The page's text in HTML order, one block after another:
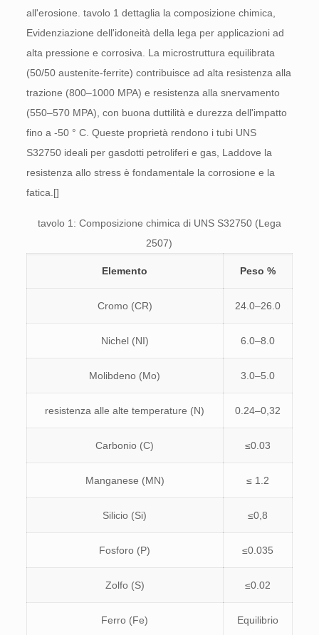
all'erosione. tavolo 1 dettaglia la composizione chimica,
Evidenziazione dell'idoneità della lega per applicazioni ad
alta pressione e corrosiva. La microstruttura equilibrata
(50/50 austenite-ferrite) contribuisce ad alta resistenza alla
trazione (800–1000 MPA) e resistenza alla snervamento
(550–570 MPA), con buona duttilità e durezza dell'impatto
fino a -50 ° C. Queste proprietà rendono i tubi UNS
S32750 ideali per gasdotti petroliferi e gas, Laddove la
resistenza allo stress è fondamentale la corrosione e la
fatica.[]
tavolo 1: Composizione chimica di UNS S32750 (Lega
2507)
Elemento Peso %
Cromo (CR) 24.0–26.0
Nichel (NI) 6.0–8.0
Molibdeno (Mo) 3.0–5.0
resistenza alle alte temperature (N) 0.24–0,32
Carbonio (C) ≤0.03
Manganese (MN) ≤ 1.2
Silicio (Si) ≤0,8
Fosforo (P) ≤0.035
Zolfo (S) ≤0.02
Ferro (Fe) Equilibrio